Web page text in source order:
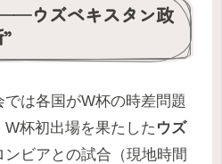
ウズベキスタン政
では各国がW杯の時差問題
杯初出場を果たした ウズ
ンビアとの試合（現地時間